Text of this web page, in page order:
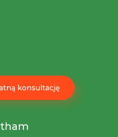
konsultację